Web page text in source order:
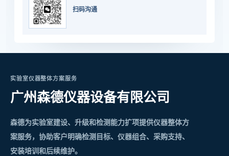
扫码沟通
实验室仪器整体方案服务
广州森德仪器设备有限公司
森德为实验室建设、升级和检测能力扩项提供仪器整体方
案服务，协助客户明确检测目标、仪器组合、采购支持、
安装培训和后续维护。